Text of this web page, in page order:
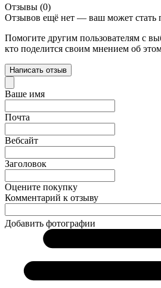
Отзывы (0)
Отзывов ещё нет — ваш может стать
Помогите другим пользователям с
кто поделится своим мнением об
Написать отзыв
Ваше имя
Почта
Вебсайт
Заголовок
Оцените покупку
Комментарий к отзыву
Добавить фотографии